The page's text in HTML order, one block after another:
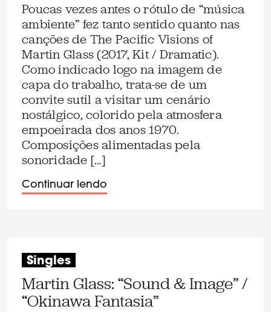
Poucas vezes antes o rótulo de “música
ambiente” fez tanto sentido quanto nas
canções de The Pacific Visions of
Martin Glass (2017, Kit / Dramatic).
Como indicado logo na imagem de
capa do trabalho, trata-se de um
convite sutil a visitar um cenário
nostálgico, colorido pela atmosfera
empoeirada dos anos 1970.
Composições alimentadas pela
sonoridade […]
Continuar lendo
Singles
Martin Glass: “Sound & Image” /
“Okinawa Fantasia”